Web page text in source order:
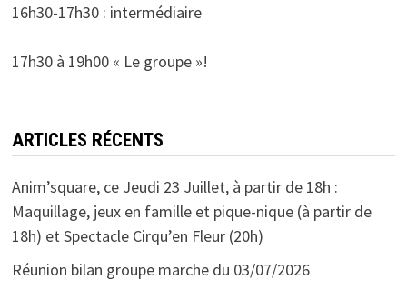
16h30-17h30 : intermédiaire
17h30 à 19h00 « Le groupe »!
ARTICLES RÉCENTS
Anim’square, ce Jeudi 23 Juillet, à partir de 18h :
Maquillage, jeux en famille et pique-nique (à partir de
18h) et Spectacle Cirqu’en Fleur (20h)
Réunion bilan groupe marche du 03/07/2026